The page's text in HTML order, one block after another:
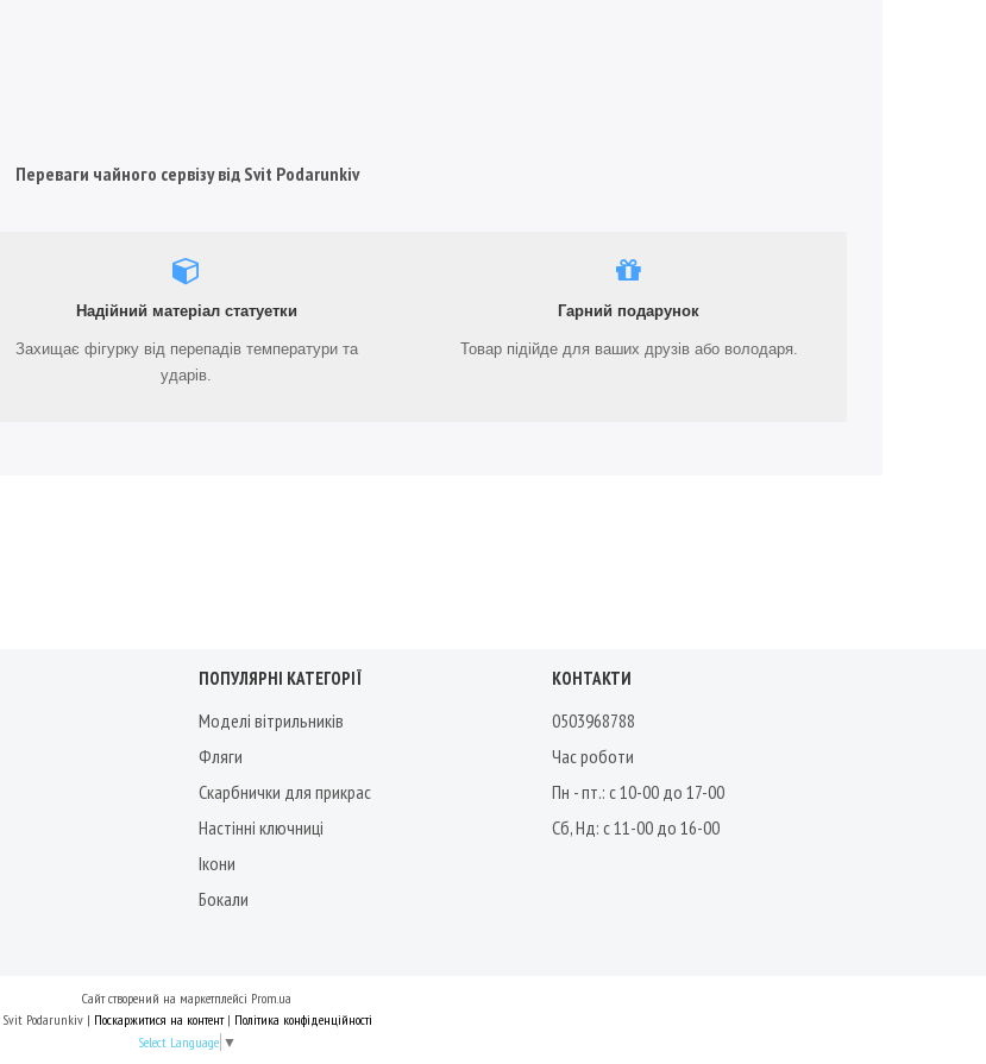
Переваги чайного сервізу від Svit Podarunkiv
Надійний матеріал статуетки
Захищає фігурку від перепадів температури та
ударів.
Гарний подарунок
Товар підійде для ваших друзів або володаря.
ПОПУЛЯРНІ КАТЕГОРІЇ
Моделі вітрильників
Фляги
Скарбнички для прикрас
Настінні ключниці
Ікони
Бокали
КОНТАКТИ
0503968788
Час роботи
Пн - пт.: с 10-00 до 17-00
Сб, Нд: с 11-00 до 16-00
Сайт створений на маркетплейсі Prom.ua
Svit Podarunkiv | Поскаржитися на контент | Політика конфіденційності
Select Language ▼